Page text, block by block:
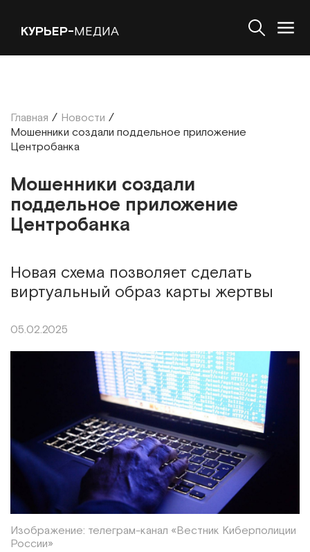
КУРЬЕР-МЕДИА
Главная / Новости /
Мошенники создали поддельное приложение
Центробанка
Мошенники создали
поддельное приложение
Центробанка
Новая схема позволяет сделать
виртуальный образ карты жертвы
05.02.2025
Изображение: телеграм-канал «Вестник Киберполиции
России»